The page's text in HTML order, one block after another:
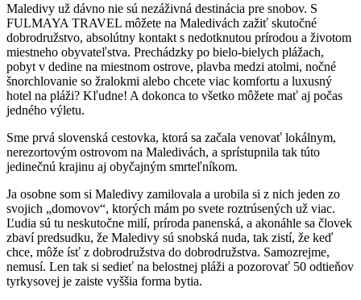
Maledivy už dávno nie sú nezáživná destinácia pre snobov. S
FULMAYA TRAVEL môžete na Maledivách zažiť skutočné
dobrodružstvo, absolútny kontakt s nedotknutou prírodou a životom
miestneho obyvateľstva. Prechádzky po bielo-bielych plážach,
pobyt v dedine na miestnom ostrove, plavba medzi atolmi, nočné
šnorchlovanie so žralokmi alebo chcete viac komfortu a luxusný
hotel na pláži? Kľudne! A dokonca to všetko môžete mať aj počas
jedného výletu.
Sme prvá slovenská cestovka, ktorá sa začala venovať lokálnym,
nerezortovým ostrovom na Maledivách, a sprístupnila tak túto
jedinečnú krajinu aj obyčajným smrteľníkom.
Ja osobne som si Maledivy zamilovala a urobila si z nich jeden zo
svojich „domovov“, ktorých mám po svete roztrúsených už viac.
Ľudia sú tu neskutočne milí, príroda panenská, a akonáhle sa človek
zbaví predsudku, že Maledivy sú snobská nuda, tak zistí, že keď
chce, môže ísť z dobrodružstva do dobrodružstva. Samozrejme,
nemusí. Len tak si sedieť na belostnej pláži a pozorovať 50 odtieňov
tyrkysovej je zaiste vyššia forma bytia.